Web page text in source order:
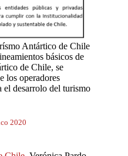
Antártico de Chile
básicos de
de Chile, se
los operadores
desarrolo del turismo
2020